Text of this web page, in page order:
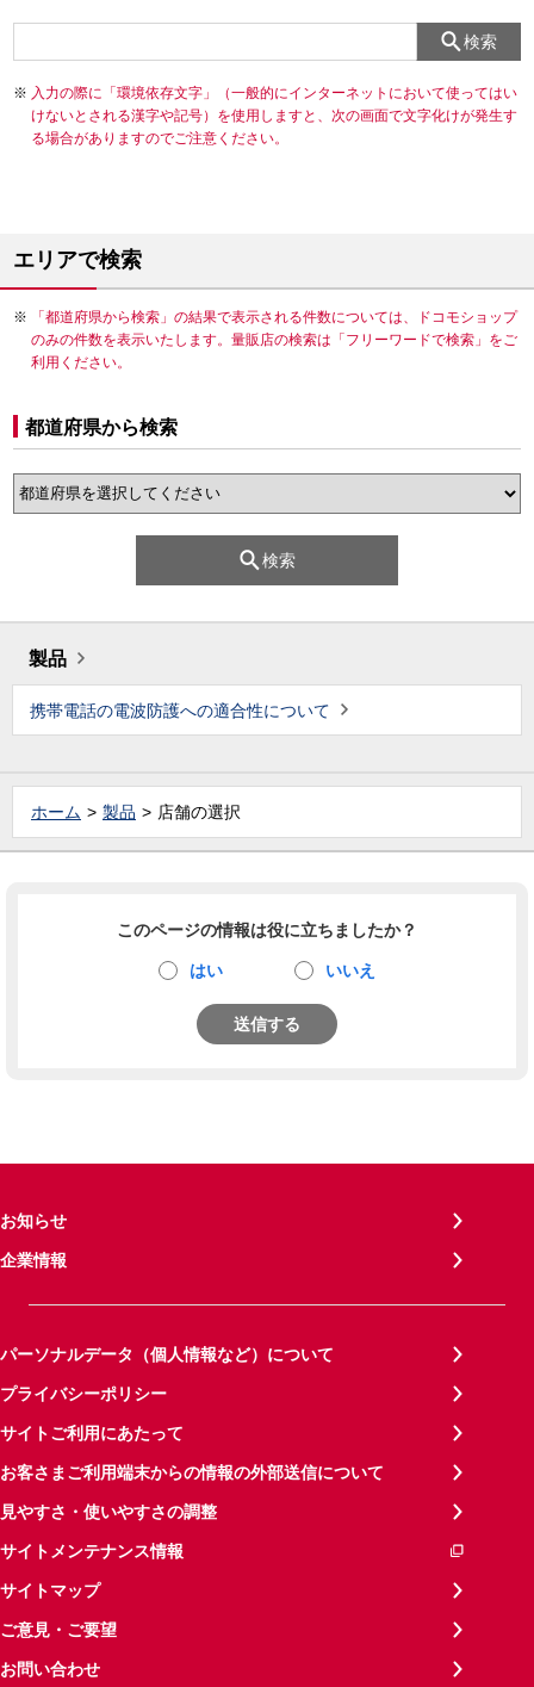
検索
入力の際に「環境依存文字」（一般的にインターネットにおいて使ってはい
けないとされる漢字や記号）を使用しますと、次の画面で文字化けが発生す
る場合がありますのでご注意ください。
エリアで検索
「都道府県から検索」の結果で表示される件数については、ドコモショップ
のみの件数を表示いたします。量販店の検索は「フリーワードで検索」をご
利用ください。
都道府県から検索
検索
製品
携帯電話の電波防護への適合性について
ホーム 製品 店舗の選択
このページの情報は役に立ちましたか？
はい いいえ
送信する
お知らせ
企業情報
パーソナルデータ（個人情報など）について
プライバシーポリシー
サイトご利用にあたって
お客さまご利用端末からの情報の外部送信について
見やすさ・使いやすさの調整
サイトメンテナンス情報
サイトマップ
ご意見・ご要望
お問い合わせ